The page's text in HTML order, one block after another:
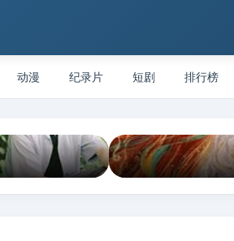
动漫 纪录片 短剧 排行榜